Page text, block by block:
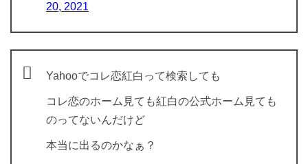
20, 2021
Yahooでコレ恋紅白って検索しても
コレ恋のホーム見ても紅白の公式ホーム見ても
のってないんだけど
本当に出るのかなぁ？